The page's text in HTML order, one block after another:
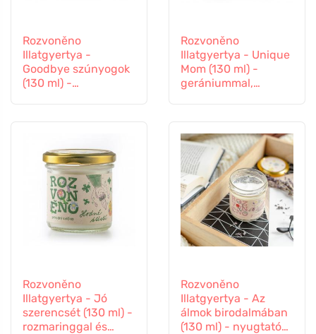
Rozvoněno
Illatgyertya -
Goodbye szúnyogok
(130 ml) -
Rozvoněno
Illatgyertya - Unique
Mom (130 ml) -
gerániummal,
Rozvoněno
Illatgyertya - Jó
szerencsét (130 ml) -
rozmaringgal és
Rozvoněno
Illatgyertya - Az
álmok birodalmában
(130 ml) - nyugtató